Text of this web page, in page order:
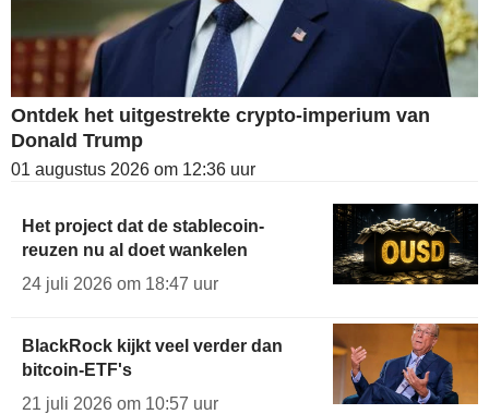
Ontdek het uitgestrekte crypto-imperium van
Donald Trump
01 augustus 2026 om 12:36 uur
Het project dat de stablecoin-
reuzen nu al doet wankelen
24 juli 2026 om 18:47 uur
BlackRock kijkt veel verder dan
bitcoin-ETF's
21 juli 2026 om 10:57 uur